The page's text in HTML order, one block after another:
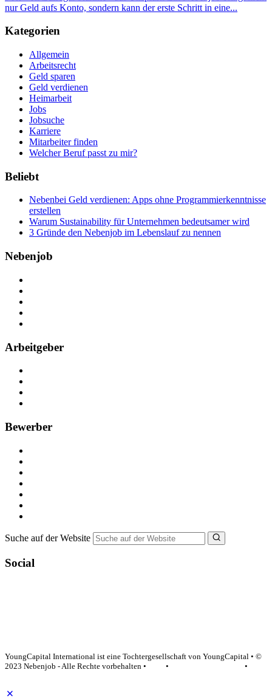
nur Geld aufs Konto, sondern kann der erste Schritt in eine...
Kategorien
Allgemein
Arbeitsrecht
Geld sparen
Geld verdienen
Heimarbeit
Jobs
Jobsuche
Karriere
Mitarbeiter finden
Welcher Beruf passt zu mir?
Beliebt
Nebenbei Geld verdienen: Apps ohne Programmierkenntnisse
erstellen
Warum Sustainability für Unternehmen bedeutsamer wird
3 Gründe den Nebenjob im Lebenslauf zu nennen
Nebenjob
Arbeitgeber
Bewerber
Suche auf der Website
Social
YoungCapital International ist eine Tochtergesellschaft von YoungCapital • ©
2023 Nebenjob - Alle Rechte vorbehalten •
•
•